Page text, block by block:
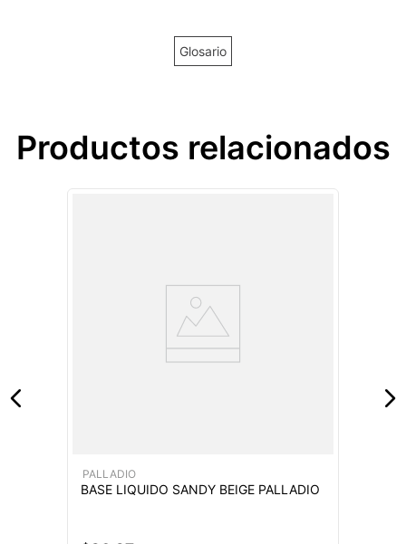
Glosario
Productos relacionados
PALLADIO
BASE LIQUIDO SANDY BEIGE PALLADIO